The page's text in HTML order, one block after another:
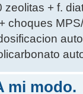
zeolitas + f.
choques
mi modo.